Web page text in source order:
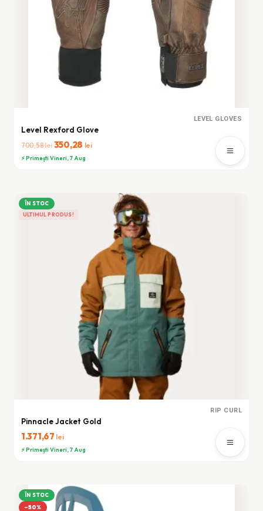
LEVEL GLOVES
Level Rexford Glove
700,58lei Prețul
inițial
700,58 lei.
350,28 leiPrețul
⚡ Primești Vineri, 7 Aug
ÎN STOC
ULTIMUL PRODUS!
RIP CURL
Pinnacle Jacket Gold
1.371,67 lei
⚡ Primești Vineri, 7 Aug
ÎN STOC
−50%